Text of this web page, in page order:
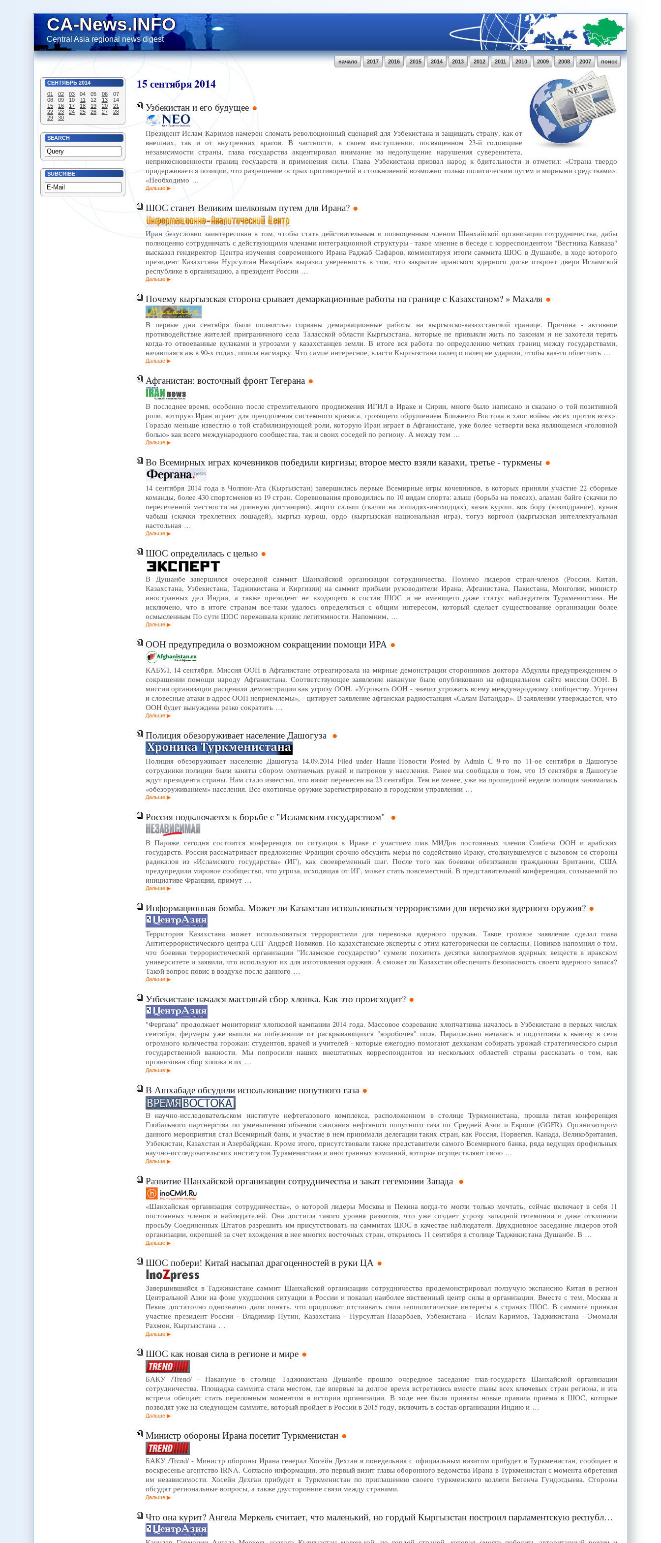
CA-News.INFO
Central Asia regional news digest
поиск
2007
2008
2009
2010
2011
2012
2013
2014
2015
2016
2017
начало
СЕНТЯБРЬ 2014
01
02 03 04 05 06
07
08
09 10 11 12 13
14
15
16 17 18 19 20
21
22
23 24 25 26 27
28
29
30
SEARCH
SUBCRIBE
15сентября2014
Узбекистан и его будущее
Президент Ислам Каримов намерен сломать революционный сценарий для Узбекистана и защищать страну, как от
внешних, так и от внутренних врагов. В частности, в своем выступлении, посвященном 23-й годовщине
независимости страны, глава государства акцентировал внимание на недопущение нарушения суверенитета,
неприкосновенности границ государств и применения силы. Глава Узбекистана призвал народ к бдительности и отметил: «Страна твердо
придерживается позиции, что разрешение острых противоречий и столкновений возможно только политическим путем и мирными средствами».
«Необходимо …
Дальше
ШОС станет Великим шелковым путем для Ирана?
Иран безусловно заинтересован в том, чтобы стать действительным и полноценным членом Шанхайской организации сотрудничества, дабы
полноценно сотрудничать с действующими членами интеграционной структуры - такое мнение в беседе с корреспондентом "Вестника Кавказа"
высказал гендиректор Центра изучения современного Ирана Раджаб Сафаров, комментируя итоги саммита ШОС в Душанбе, в ходе которого
президент Казахстана Нурсултан Назарбаев выразил уверенность в том, что закрытие иранского ядерного досье откроет двери Исламской
республике в организацию, а президент России …
Дальше
Почему кыргызская сторона срывает демаркационные работы на границе с Казахстаном? » Махаля
В первые дни сентября были полностью сорваны демаркационные работы на кыргызско-казахстанской границе. Причина - активное
противодействие жителей приграничного села Таласской области Кыргызстана, которые не привыкли жить по законам и не захотели терять
когда-то отвоеванные кулаками и угрозами у казахстанцев земли. В итоге вся работа по определению четких границ между государствами,
начавшаяся аж в 90-х годах, пошла насмарку. Что самое интересное, власти Кыргызстана палец о палец не ударили, чтобы как-то облегчить …
Дальше
Афганистан: восточный фронт Тегерана
В последнее время, особенно после стремительного продвижения ИГИЛ в Ираке и Сирии, много было написано и сказано о той позитивной
роли, которую Иран играет для преодоления системного кризиса, грозящего обрушением Ближнего Востока в хаос войны «всех против всех».
Гораздо меньше известно о той стабилизирующей роли, которую Иран играет в Афганистане, уже более четверти века являющемся «головной
болью» как всего международного сообщества, так и своих соседей по региону. А между тем …
Дальше
Во Всемирных играх кочевников победили киргизы; второе место взяли казахи, третье - туркмены
14 сентября 2014 года в Чолпон-Ата (Кыргызстан) завершились первые Всемирные игры кочевников, в которых приняли участие 22 сборные
команды, более 430 спортсменов из 19 стран. Соревнования проводились по 10 видам спорта: алыш (борьба на поясах), аламан байге (скачки по
пересеченной местности на длинную дистанцию), жорго салыш (скачки на лошадях-иноходцах), казак курош, кок бору (козлодрание), кунан
чабыш (скачки трехлетних лошадей), кыргыз курош, ордо (кыргызская национальная игра), тогуз коргоол (кыргызская интеллектуальная
настольная …
Дальше
ШОС определилась с целью
В Душанбе завершился очередной саммит Шанхайской организации сотрудничества. Помимо лидеров стран-членов (России, Китая,
Казахстана, Узбекистана, Таджикистана и Киргизии) на саммит прибыли руководители Ирана, Афганистана, Пакистана, Монголии, министр
иностранных дел Индии, а также президент не входящего в состав ШОС и не имеющего даже статус наблюдателя Туркменистана. Не
исключено, что в итоге странам все-таки удалось определиться с общим интересом, который сделает существование организации более
осмысленным По сути ШОС переживала кризис легитимности. Напомним, …
Дальше
ООН предупредила о возможном сокращении помощи ИРА
КАБУЛ, 14 сентября. Миссия ООН в Афганистане отреагировала на мирные демонстрации сторонников доктора Абдуллы предупреждением о
сокращении помощи народу Афганистана. Соответствующее заявление накануне было опубликовано на официальном сайте миссии ООН. В
миссии организации расценили демонстрации как угрозу ООН. «Угрожать ООН - значит угрожать всему международному сообществу. Угрозы
и словесные атаки в адрес ООН неприемлемы», - цитирует заявление афганская радиостанция «Салам Ватандар». В заявлении утверждается, что
ООН будет вынуждена резко сократить …
Дальше
Полиция обезоруживает население Дашогуза
Полиция обезоруживает население Дашогуза 14.09.2014 Filed under Наши Новости Posted by Admin С 9-го по 11-ое сентября в Дашогузе
сотрудники полиции были заняты сбором охотничьих ружей и патронов у населения. Ранее мы сообщали о том, что 15 сентября в Дашогузе
ждут президента страны. Нам стало известно, что визит перенесен на 23 сентября. Тем не менее, уже на прошедшей неделе полиция занималась
«обезоруживанием» населения. Все охотничье оружие зарегистрировано в городском управлении …
Дальше
Россия подключается к борьбе с "Исламским государством"
В Париже сегодня состоится конференция по ситуации в Ираке с участием глав МИДов постоянных членов Совбеза ООН и арабских
государств. Россия рассматривает предложение Франции срочно обсудить меры по содействию Ираку, столкнувшемуся с вызовом со стороны
радикалов из «Исламского государства» (ИГ), как своевременный шаг. После того как боевики обезглавили гражданина Британии, США
предупредили мировое сообщество, что угроза, исходящая от ИГ, может стать повсеместной. В представительной конференции, созываемой по
инициативе Франции, примут …
Дальше
Информационная бомба. Может ли Казахстан использоваться террористами для перевозки ядерного оружия?
Территория Казахстана может использоваться террористами для перевозки ядерного оружия. Такое громкое заявление сделал глава
Антитеррористического центра СНГ Андрей Новиков. Но казахстанские эксперты с этим категорически не согласны. Новиков напомнил о том,
что боевики террористической организации "Исламское государство" сумели похитить десятки килограммов ядерных веществ в иракском
университете и заявили, что используют их для изготовления оружия. А сможет ли Казахстан обеспечить безопасность своего ядерного запаса?
Такой вопрос повис в воздухе после данного …
Дальше
Узбекистане начался массовый сбор хлопка. Как это происходит?
"Фергана" продолжает мониторинг хлопковой кампании 2014 года. Массовое созревание хлопчатника началось в Узбекистане в первых числах
сентября, фермеры уже вышли на побелевшие от раскрывающихся "коробочек" поля. Параллельно началась и подготовка к вывозу в села
огромного количества горожан: студентов, врачей и учителей - которые ежегодно помогают дехканам собирать урожай стратегического сырья
государственной важности. Мы попросили наших внештатных корреспондентов из нескольких областей страны рассказать о том, как
организован сбор хлопка в их …
Дальше
В Ашхабаде обсудили использование попутного газа
В научно-исследовательском институте нефтегазового комплекса, расположенном в столице Туркменистана, прошла пятая конференция
Глобального партнерства по уменьшению объемов сжигания нефтяного попутного газа по Средней Азии и Европе (GGFR). Организатором
данного мероприятия стал Всемирный банк, и участие в нем принимали делегации таких стран, как Россия, Норвегия, Канада, Великобритания,
Узбекистан, Казахстан и Азербайджан. Кроме этого, присутствовали также представители самого Всемирного банка, ряда ведущих профильных
научно-исследовательских институтов Туркменистана и иностранных компаний, которые осуществляют свою …
Дальше
Развитие Шанхайской организации сотрудничества и закат гегемонии Запада
«Шанхайская организация сотрудничества», о которой лидеры Москвы и Пекина когда-то могли только мечтать, сейчас включает в себя 11
постоянных членов и наблюдателей. Она достигла такого уровня развития, что уже создает угрозу западной гегемонии и даже отклонила
просьбу Соединенных Штатов разрешить им присутствовать на саммитах ШОС в качестве наблюдателя. Двухдневное заседание лидеров этой
организации, окрепшей за счет вхождения в нее многих восточных стран, открылось 11 сентября в столице Таджикистана Душанбе. В …
Дальше
ШОС побери! Китай насыпал драгоценностей в руки ЦА
Завершившийся в Таджикистане саммит Шанхайской организации сотрудничества продемонстрировал ползучую экспансию Китая в регион
Центральной Азии на фоне ухудшения ситуации в России и показал наиболее явственный центр силы в организации. Вместе с тем, Москва и
Пекин достаточно однозначно дали понять, что продолжат отстаивать свои геополитические интересы в странах ШОС. В саммите приняли
участие президент России - Владимир Путин, Казахстана - Нурсултан Назарбаев, Узбекистана - Ислам Каримов, Таджикистана - Эмомали
Рахмон, Кыргызстана …
Дальше
ШОС как новая сила в регионе и мире
БАКУ /Trend/ - Накануне в столице Таджикистана Душанбе прошло очередное заседание глав-государств Шанхайской организации
сотрудничества. Площадка саммита стала местом, где впервые за долгое время встретились вместе главы всех ключевых стран региона, и эта
встреча обещает стать переломным моментом в истории организации. В ходе нее были приняты новые правила приема в ШОС, которые
позволят уже на следующем саммите, который пройдет в России в 2015 году, включить в состав организации Индию и …
Дальше
Министр обороны Ирана посетит Туркменистан
БАКУ /Trend/ - Министр обороны Ирана генерал Хосейн Дехган в понедельник с официальным визитом прибудет в Туркменистан, сообщает в
воскресенье агентство IRNA. Согласно информации, это первый визит главы оборонного ведомства Ирана в Туркменистан с момента обретения
им независимости. Хосейн Дехган прибудет в Туркменистан по приглашению своего туркменского коллеги Бегенча Гундогдыева. Стороны
обсудят региональные вопросы, а также двусторонние связи между странами.
Дальше
Что она курит? Ангела Меркель считает, что маленький, но гордый Кыргызстан построил парламентскую республику по германской модели